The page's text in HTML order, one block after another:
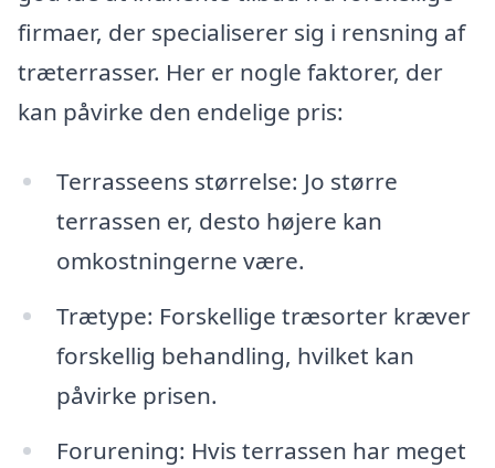
firmaer, der specialiserer sig i rensning af
træterrasser. Her er nogle faktorer, der
kan påvirke den endelige pris:
Terrasseens størrelse: Jo større
terrassen er, desto højere kan
omkostningerne være.
Trætype: Forskellige træsorter kræver
forskellig behandling, hvilket kan
påvirke prisen.
Forurening: Hvis terrassen har meget